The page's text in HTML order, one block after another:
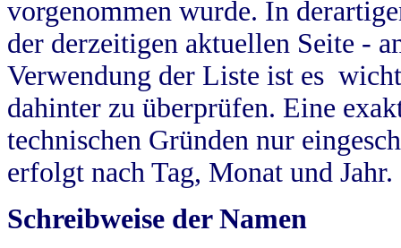
vorgenommen wurde. In
der derzeitigen aktuellen Seite -
Verwendung der Liste ist es
dahinter zu überprüfen. Eine
technischen Gründen nur
erfolgt nach Tag, Monat und Jahr.
Schreibweise der Namen